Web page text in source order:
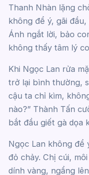
Thanh Nhàn lặng
không để ý, gãi
Ánh ngắt lời, bảo
không thấy tâm lý
Khi Ngọc Lan rửa
trở lại bình thường,
cậu ta chỉ kìm,
nào?” Thành Tấn
bắt đầu giết gà dọa
Ngọc Lan không
đỏ chảy. Chị cúi,
dính vàng, ngẩng